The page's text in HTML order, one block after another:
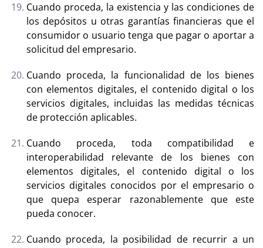
Cuando proceda, la existencia y las condiciones de
los depósitos u otras garantías financieras que el
consumidor o usuario tenga que pagar o aportar a
solicitud del empresario.
Cuando proceda, la funcionalidad de los bienes
con elementos digitales, el contenido digital o los
servicios digitales, incluidas las medidas técnicas
de protección aplicables.
Cuando proceda, toda compatibilidad e
interoperabilidad relevante de los bienes con
elementos digitales, el contenido digital o los
servicios digitales conocidos por el empresario o
que quepa esperar razonablemente que este
pueda conocer.
Cuando proceda, la posibilidad de recurrir a un